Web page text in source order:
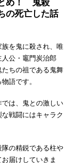
とめ！ 鬼殺
の死亡した話
を鬼に殺され、唯
公・竈門炭治郎
ちの祖である鬼舞
語です。
は、鬼との激しい
戦闘にはキャラク
の精鋭である柱や
届けしていきま